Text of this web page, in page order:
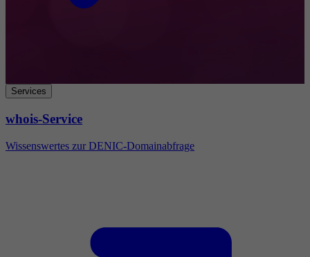
Services
whois-Service
Wissenswertes zur DENIC-Domainabfrage